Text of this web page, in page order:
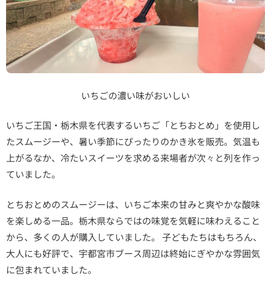
いちごの濃い味がおいしい
いちご王国・栃木県を代表するいちご「とちおとめ」を使用し
たスムージーや、暑い季節にぴったりのかき氷を販売。気温も
上がるなか、冷たいスイーツを求める来場者が次々と列を作っ
ていました。
とちおとめのスムージーは、いちご本来の甘みと爽やかな酸味
を楽しめる一品。栃木県ならではの味覚を気軽に味わえること
から、多くの人が購入していました。 子どもたちはもちろん、
大人にも好評で、宇都宮市ブース周辺は終始にぎやかな雰囲気
に包まれていました。